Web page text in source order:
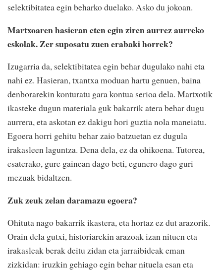
selektibitatea egin beharko duelako. Asko du jokoan.
Martxoaren hasieran eten egin ziren aurrez aurreko
eskolak. Zer suposatu zuen erabaki horrek?
Izugarria da, selektibitatea egin behar dugulako nahi eta
nahi ez. Hasieran, txantxa moduan hartu genuen, baina
denborarekin konturatu gara kontua serioa dela. Martxotik
ikasteke dugun materiala guk bakarrik atera behar dugu
aurrera, eta askotan ez dakigu hori guztia nola maneiatu.
Egoera horri gehitu behar zaio batzuetan ez dugula
irakasleen laguntza. Dena dela, ez da ohikoena. Tutorea,
esaterako, gure gainean dago beti, egunero dago guri
mezuak bidaltzen.
Zuk zeuk zelan daramazu egoera?
Ohituta nago bakarrik ikastera, eta hortaz ez dut arazorik.
Orain dela gutxi, historiarekin arazoak izan nituen eta
irakasleak berak deitu zidan eta jarraibideak eman
zizkidan: iruzkin gehiago egin behar nituela esan eta